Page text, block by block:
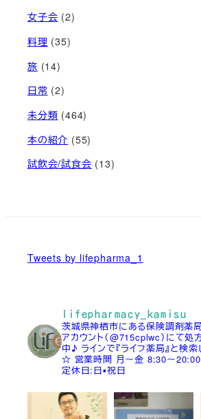
女子会 (2)
料理 (35)
旅 (14)
日常 (2)
未分類 (464)
本の紹介 (55)
試飲会/試食会 (13)
Tweets by lifepharma_1
lifepharmacy_kamisu
茨城県神栖市にある保険調剤薬局
アカウント（@715cplwc）にて
中♪ ラインで『ライフ薬局』と検
☆ 営業時間 月～金 8:30～20:00
定休日:日▪祝日